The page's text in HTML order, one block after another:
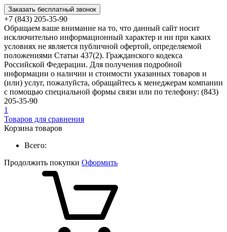
Заказать бесплатный звонок
+7 (843) 205-35-90
Обращаем ваше внимание на то, что данный сайт носит
исключительно информационный характер и ни при каких
условиях не является публичной офертой, определяемой
положениями Статьи 437(2). Гражданского кодекса
Российской Федерации. Для получения подробной
информации о наличии и стоимости указанных товаров и
(или) услуг, пожалуйста, обращайтесь к менеджерам компании
с помощью специальной формы связи или по телефону: (843)
205-35-90
1
Товаров для сравнения
Корзина товаров
Всего:
Продолжить покупки Оформить